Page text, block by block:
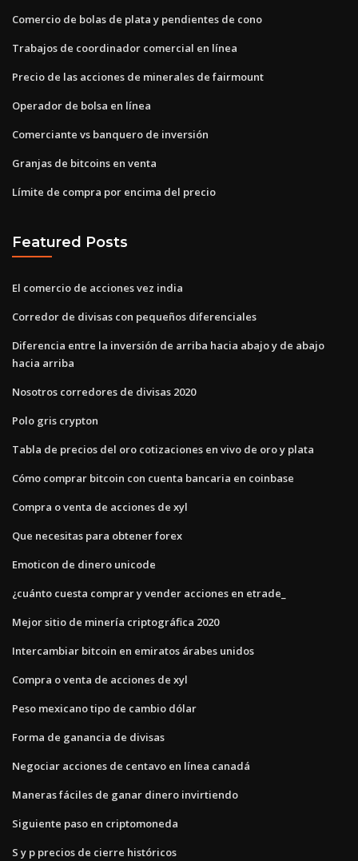
Comercio de bolas de plata y pendientes de cono
Trabajos de coordinador comercial en línea
Precio de las acciones de minerales de fairmount
Operador de bolsa en línea
Comerciante vs banquero de inversión
Granjas de bitcoins en venta
Límite de compra por encima del precio
Featured Posts
El comercio de acciones vez india
Corredor de divisas con pequeños diferenciales
Diferencia entre la inversión de arriba hacia abajo y de abajo
hacia arriba
Nosotros corredores de divisas 2020
Polo gris crypton
Tabla de precios del oro cotizaciones en vivo de oro y plata
Cómo comprar bitcoin con cuenta bancaria en coinbase
Compra o venta de acciones de xyl
Que necesitas para obtener forex
Emoticon de dinero unicode
¿cuánto cuesta comprar y vender acciones en etrade_
Mejor sitio de minería criptográfica 2020
Intercambiar bitcoin en emiratos árabes unidos
Compra o venta de acciones de xyl
Peso mexicano tipo de cambio dólar
Forma de ganancia de divisas
Negociar acciones de centavo en línea canadá
Maneras fáciles de ganar dinero invirtiendo
Siguiente paso en criptomoneda
S y p precios de cierre históricos